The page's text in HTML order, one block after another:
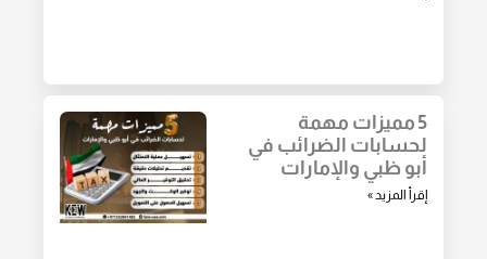
5 مميزات مهمة
لحسابات الضرائب في
أبو ظبي والإمارات
إقرأ المزيد »